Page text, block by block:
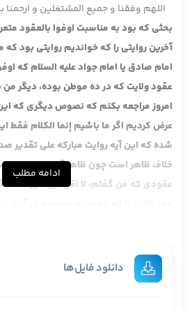
اللهم وفقنا و جمیع المشتغلین و ارحمنا
بحثی که بود به مناسبت اوفوا بالعقود
آخرین روایتی را که خواندیم روایتی بود که
امام صادق یا امام جواد علیه السلام که
عقود ولایت که در ده موطن بوده، دیگر
امروز مراجعه بکنم که نصوص دیگری که
عرض کردیم اگر ما باشیم إنما الکلام
شده که این آیه روایت مبارکه علی تقدیر
خلاف ظاهر است چون ظاهر آیه مبارکه این
عقودی که من گفتم، لا اقل این طور است،
دقت بکنید این تفسیری که ده موطن قبلا
این مبنی است به لحاظ نکته فنی که آیه
ادامه مطلب
دانلود فایل‌ها